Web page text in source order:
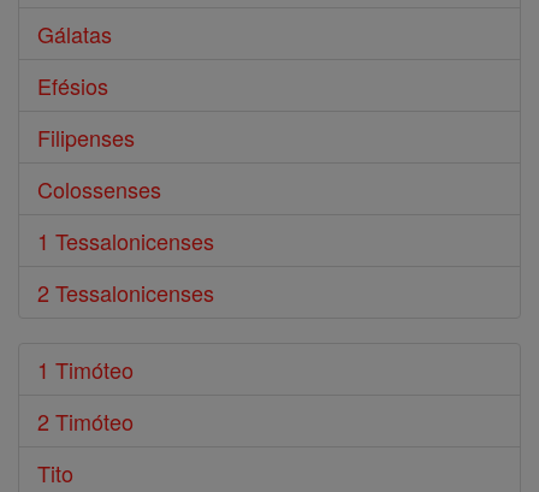
Gálatas
Efésios
Filipenses
Colossenses
1 Tessalonicenses
2 Tessalonicenses
1 Timóteo
2 Timóteo
Tito